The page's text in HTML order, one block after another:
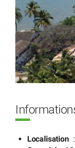
Localisation